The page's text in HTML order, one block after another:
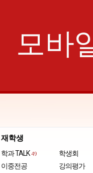
모바
재학생
학과 TALK 49
이중전공
학생회
강의평가